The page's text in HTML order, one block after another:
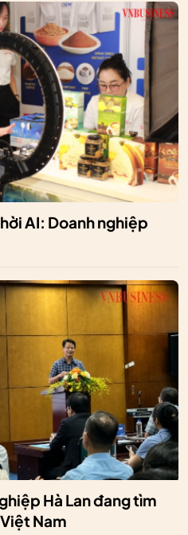
AI: Doanh nghiệp
Hà Lan đang tìm
Nam